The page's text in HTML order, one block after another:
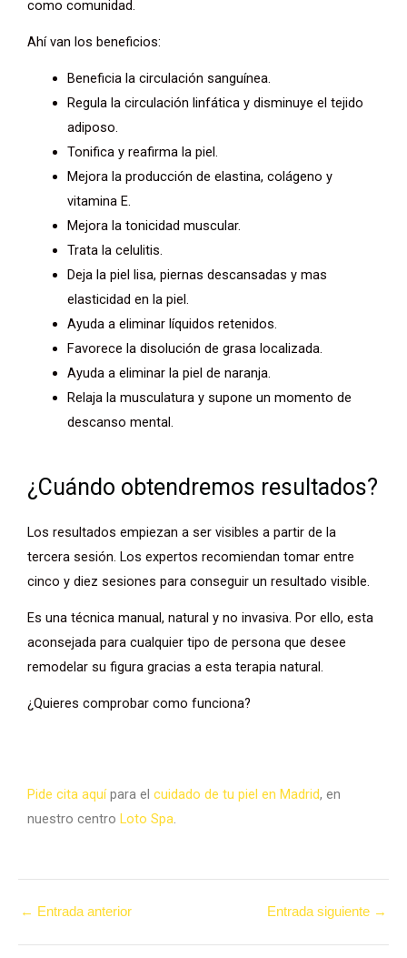
como comunidad.
Ahí van los beneficios:
Beneficia la circulación sanguínea.
Regula la circulación linfática y disminuye el tejido
adiposo.
Tonifica y reafirma la piel.
Mejora la producción de elastina, colágeno y
vitamina E.
Mejora la tonicidad muscular.
Trata la celulitis.
Deja la piel lisa, piernas descansadas y mas
elasticidad en la piel.
Ayuda a eliminar líquidos retenidos.
Favorece la disolución de grasa localizada.
Ayuda a eliminar la piel de naranja.
Relaja la musculatura y supone un momento de
descanso mental.
¿Cuándo obtendremos resultados?
Los resultados empiezan a ser visibles a partir de la
tercera sesión. Los expertos recomiendan tomar entre
cinco y diez sesiones para conseguir un resultado visible.
Es una técnica manual, natural y no invasiva. Por ello, esta
aconsejada para cualquier tipo de persona que desee
remodelar su figura gracias a esta terapia natural.
¿Quieres comprobar como funciona?
Pide cita aquípara el cuidado de tu piel en Madrid, en
nuestro centro Loto Spa.
← Entrada anterior Entrada siguiente →